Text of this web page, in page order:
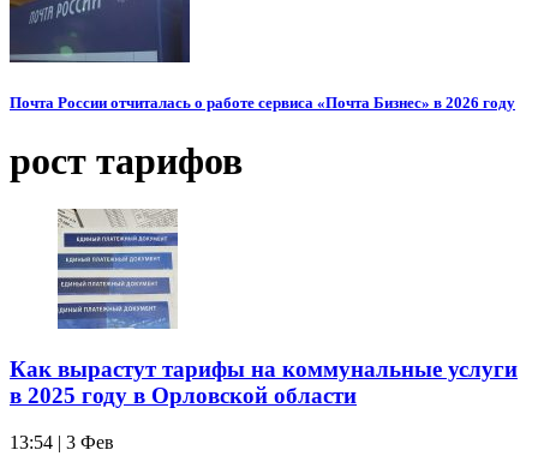
Почта России отчиталась о работе сервиса «Почта Бизнес» в 2026 году
рост тарифов
Как вырастут тарифы на коммунальные услуги
в 2025 году в Орловской области
13:54 | 3 Фев